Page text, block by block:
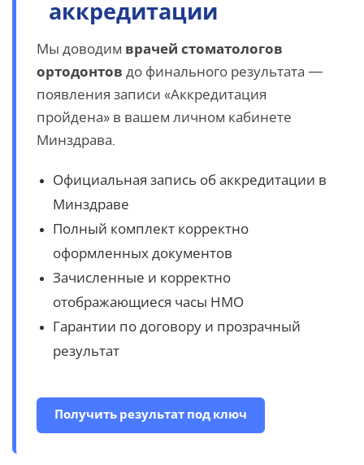
аккредитации
Мы доводим врачей стоматологов
ортодонтов до финального результата —
появления записи «Аккредитация
пройдена» в вашем личном кабинете
Минздрава.
Официальная запись об аккредитации в
Минздраве
Полный комплект корректно
оформленных документов
Зачисленные и корректно
отображающиеся часы НМО
Гарантии по договору и прозрачный
результат
Получить результат под ключ